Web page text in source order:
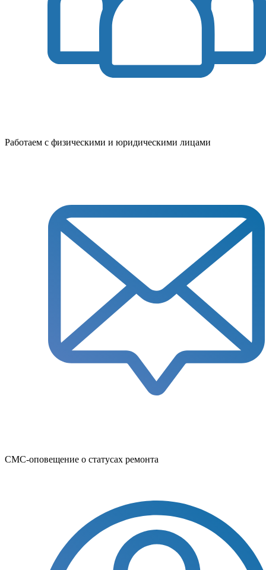
Работаем с физическими и юридическими лицами
СМС-оповещение о статусах ремонта